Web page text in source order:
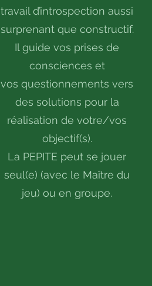
travail d’introspection aussi
surprenant que constructif.
Il guide vos prises de
consciences et
vos questionnements vers
des solutions pour la
réalisation de votre/vos
objectif(s).
La PEPITE peut se jouer
seul(e) (avec le Maître du
jeu) ou en groupe.